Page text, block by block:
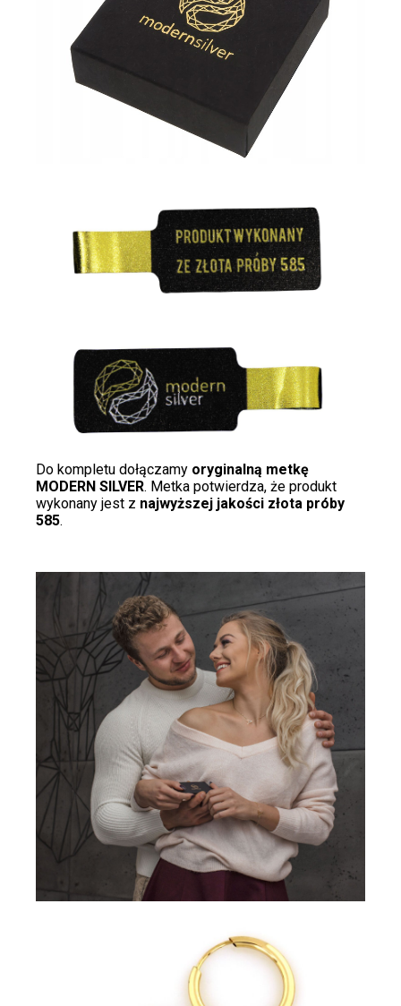
Do kompletu dołączamy oryginalną metkę
MODERN SILVER. Metka potwierdza, że produkt
wykonany jest z najwyższej jakości złota próby
585.